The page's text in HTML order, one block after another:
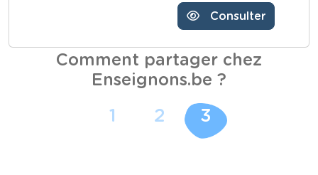
Consulter
Comment partager chez
Enseignons.be ?
1 2 3